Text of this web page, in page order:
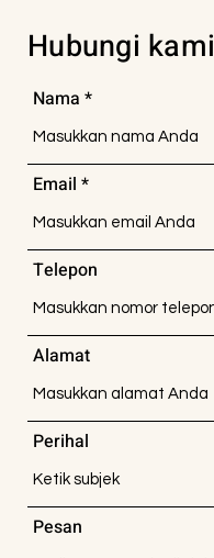
Hubungi kami
Nama
Email
Telepon
Alamat
Perihal
Pesan